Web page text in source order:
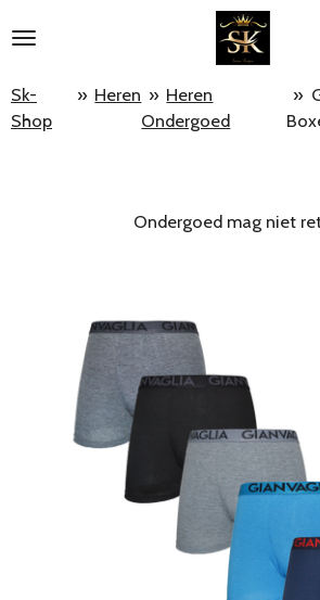
direct
de
hoofdinhoud
Sk-
Shop
» Heren » Heren
Ondergoed
»
Ondergoed mag niet